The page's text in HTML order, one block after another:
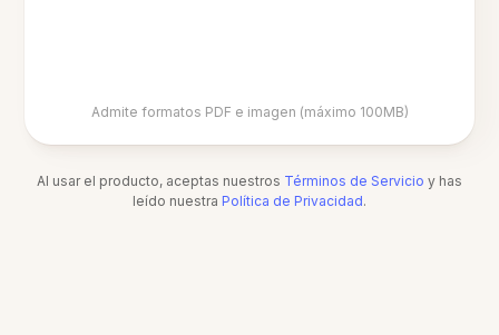
Admite formatos PDF e imagen (máximo 100MB)
Al usar el producto, aceptas nuestros Términos de Servicio y has
leído nuestra Política de Privacidad.